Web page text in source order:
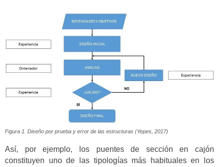
Figura 1. Diseño por prueba y error de las estructuras (Yepes, 2017)
Así, por ejemplo, los puentes de sección en cajón
constituyen uno de las tipologías más habituales en los